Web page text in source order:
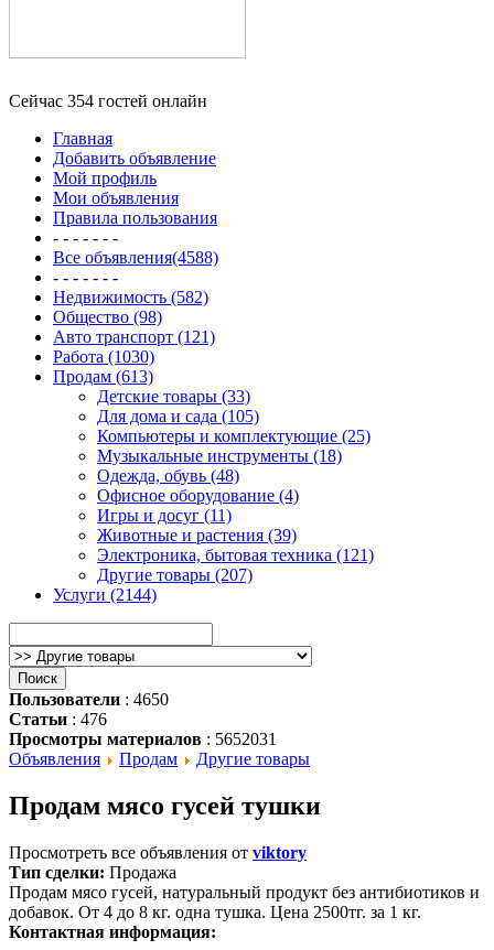
Сейчас 354 гостей онлайн
Главная
Добавить объявление
Мой профиль
Мои объявления
Правила пользования
- - - - - - -
Все объявления(4588)
- - - - - - -
Недвижимость (582)
Общество (98)
Авто транспорт (121)
Работа (1030)
Продам (613)
Детские товары (33)
Для дома и сада (105)
Компьютеры и комплектующие (25)
Музыкальные инструменты (18)
Одежда, обувь (48)
Офисное оборудование (4)
Игры и досуг (11)
Животные и растения (39)
Электроника, бытовая техника (121)
Другие товары (207)
Услуги (2144)
Пользователи : 4650
Статьи : 476
Просмотры материалов : 5652031
Объявления
Продам Другие товары
Продам мясо гусей тушки
Просмотреть все объявления от viktory
Тип сделки: Продажа
Продам мясо гусей, натуральный продукт без антибиотиков и
добавок. От 4 до 8 кг. одна тушка. Цена 2500тг. за 1 кг.
Контактная информация: